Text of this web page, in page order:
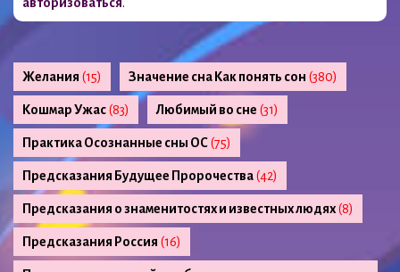
Желания (15) Значение сна Как понять сон (380)
Кошмар Ужас(83) Любимый во сне (31)
Практика Осознанные сны ОС(75)
Предсказания Будущее Пророчества(42)
Предсказания о знаменитостях и известных людях(8)
Предсказания Россия (16)